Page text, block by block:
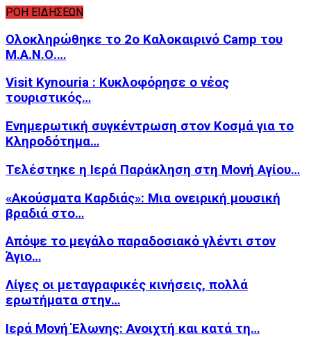
ΡΟΗ ΕΙΔΗΣΕΩΝ
Ολοκληρώθηκε το 2ο Καλοκαιρινό Camp του
Μ.Α.Ν.Ο.…
Visit Kynouria : Κυκλοφόρησε ο νέος
τουριστικός…
Ενημερωτική συγκέντρωση στον Κοσμά για το
Κληροδότημα…
Τελέστηκε η Ιερά Παράκληση στη Μονή Αγίου…
«Ακούσματα Καρδιάς»: Μια ονειρική μουσική
βραδιά στο…
Απόψε το μεγάλο παραδοσιακό γλέντι στον
Άγιο…
Λίγες οι μεταγραφικές κινήσεις, πολλά
ερωτήματα στην…
Ιερά Μονή Έλωνης: Ανοιχτή και κατά τη…